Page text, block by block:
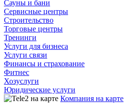
Сауны и бани
Сервисные центры
Строительство
Торговые центры
Тренинги
Услуги для бизнеса
Услуги связи
Финансы и страхование
Фитнес
Хозуслуги
Юридические услуги
Компания на карте